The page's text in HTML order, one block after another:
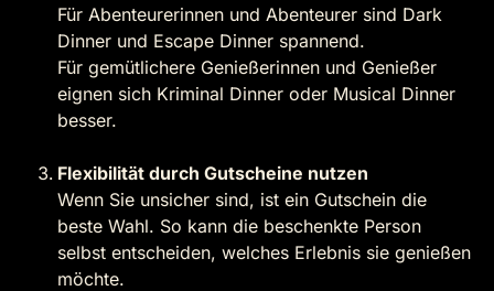
Für Abenteurerinnen und Abenteurer sind Dark
Dinner und Escape Dinner spannend.
Für gemütlichere Genießerinnen und Genießer
eignen sich Kriminal Dinner oder Musical Dinner
besser.
Flexibilität durch Gutscheine nutzen
Wenn Sie unsicher sind, ist ein Gutschein die
beste Wahl. So kann die beschenkte Person
selbst entscheiden, welches Erlebnis sie genießen
möchte.